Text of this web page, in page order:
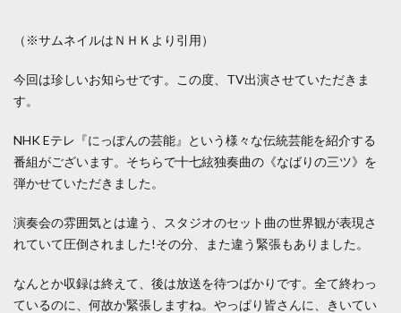
（※サムネイルはＮＨＫより引用）
今回は珍しいお知らせです。この度、TV出演させていただきま
す。
NHK Eテレ『にっぽんの芸能』という様々な伝統芸能を紹介する
番組がございます。そちらで十七絃独奏曲の《なばりの三ツ》を
弾かせていただきました。
演奏会の雰囲気とは違う、スタジオのセット曲の世界観が表現さ
れていて圧倒されました!その分、また違う緊張もありました。
なんとか収録は終えて、後は放送を待つばかりです。全て終わっ
ているのに、何故か緊張しますね。やっぱり皆さんに、きいてい